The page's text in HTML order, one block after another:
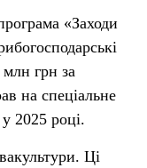
«Заходи
грн за
на спеціальне
2025 році.
Ці